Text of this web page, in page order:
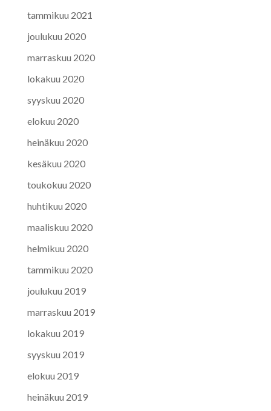
tammikuu 2021
joulukuu 2020
marraskuu 2020
lokakuu 2020
syyskuu 2020
elokuu 2020
heinäkuu 2020
kesäkuu 2020
toukokuu 2020
huhtikuu 2020
maaliskuu 2020
helmikuu 2020
tammikuu 2020
joulukuu 2019
marraskuu 2019
lokakuu 2019
syyskuu 2019
elokuu 2019
heinäkuu 2019